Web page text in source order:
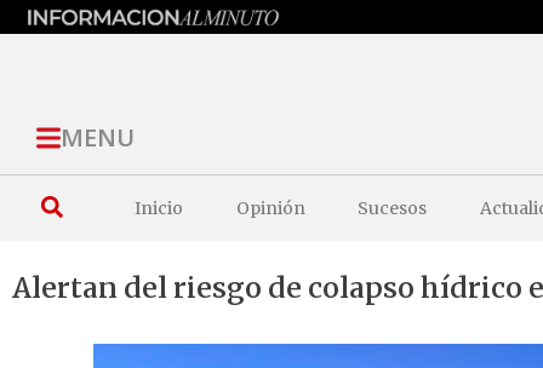
MENU
Inicio Opinión Sucesos
Alertan del riesgo de colapso hídrico